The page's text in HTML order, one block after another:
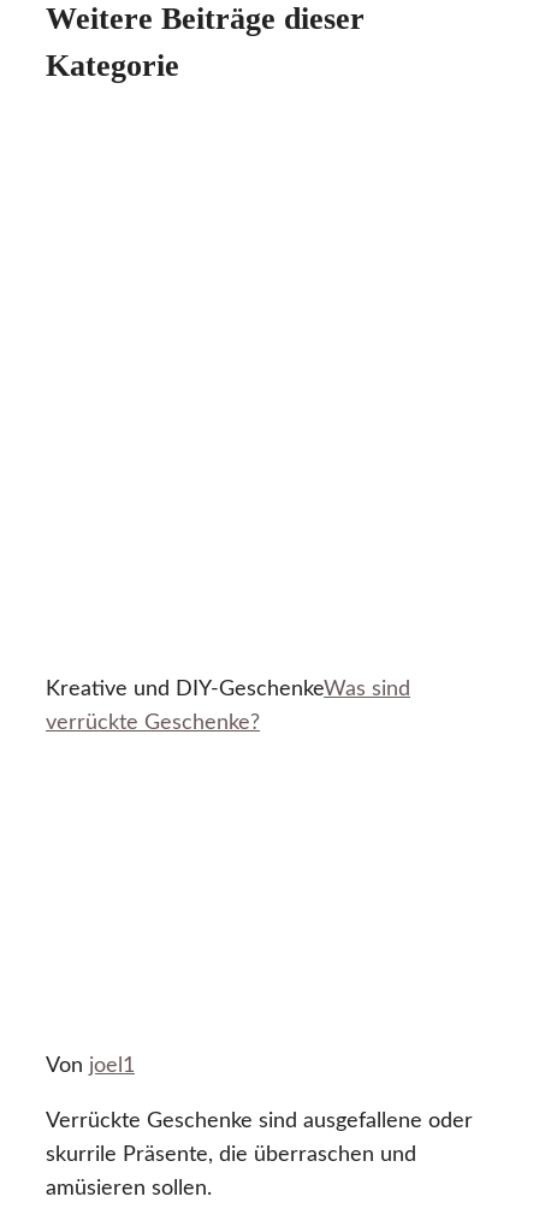
Weitere Beiträge dieser
Kategorie
Kreative und DIY-GeschenkeWas sind
verrückte Geschenke?
Von joel1
Verrückte Geschenke sind ausgefallene oder
skurrile Präsente, die überraschen und
amüsieren sollen.